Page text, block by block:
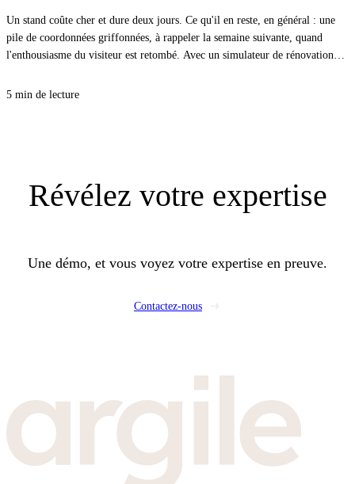
Un stand coûte cher et dure deux jours. Ce qu'il en reste, en général : une
pile de coordonnées griffonnées, à rappeler la semaine suivante, quand
l'enthousiasme du visiteur est retombé. Avec un simulateur de rénovation
logement pendant qu'il est devant vous, et repart avec un rendez-vous posé
5 min de lecture
Révélez votre expertise
Une démo, et vous voyez votre expertise en preuve.
Contactez-nous